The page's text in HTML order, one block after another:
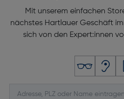
Mit unserem einfachen
nächstes Hartlauer Geschäft
sich von den Expert:innen